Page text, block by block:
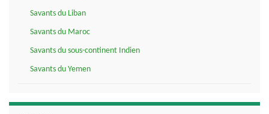
Savants du Liban
Savants du Maroc
Savants du sous-continent Indien
Savants du Yemen